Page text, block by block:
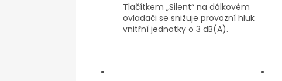
Tlačítkem „Silent“ na dálkovém
ovladači se snižuje provozní hluk
vnitřní jednotky o 3 dB(A).